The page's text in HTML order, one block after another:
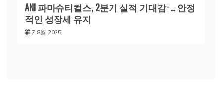
ANI 파마슈티컬스, 2분기 실적 기대감↑… 안정
적인 성장세 유지
7 8월 2025